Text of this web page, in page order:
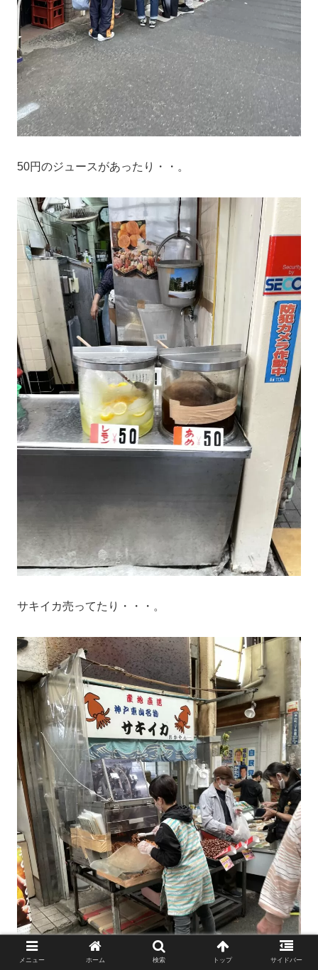
50円のジュースがあったり・・。
サキイカ売ってたり・・・。
メニュー ホーム 検索 トップ サイドバー